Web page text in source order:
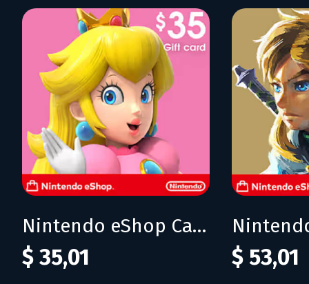
Nintendo eShop Card 35$ (USA)
$ 35,01 $ 53,01